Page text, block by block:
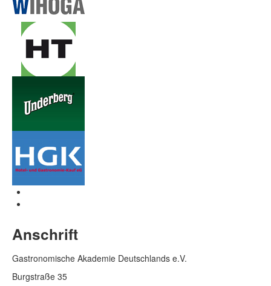
Anschrift
Gastronomische Akademie Deutschlands e.V.
Burgstraße 35